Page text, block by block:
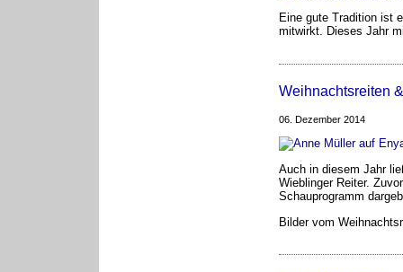
Eine gute Tradition ist
mitwirkt. Dieses Jahr
Weihnachtsreiten
06. Dezember 2014
Auch in diesem Jahr
Wieblinger Reiter.
Schauprogramm
Bilder vom